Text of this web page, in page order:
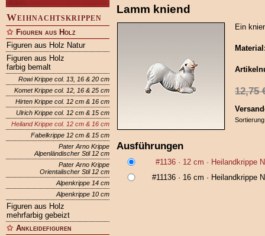
Weihnachtskrippen
Figuren aus Holz
Figuren aus Holz Natur
Figuren aus Holz
farbig bemalt
Rowi Krippe col. 13, 16 & 20 cm
Komet Krippe col. 12, 16 & 25 cm
Hirten Krippe col. 12 cm & 16 cm
Ulrich Krippe col. 12 cm & 15 cm
Heiland Krippe col. 12 cm & 16 cm
Fabelkrippe 12 cm & 15 cm
Pater Arno Krippe
Alpenländischer Stil 12 cm
Pater Arno Krippe
Orientalischer Stil 12 cm
Alpenkrippe 14 cm
Alpenkrippe 10 cm
Figuren aus Holz
mehrfarbig gebeizt
Ankleidefiguren
Lamm kniend
Ein
12,75
Ausführungen
#1136 · 12 cm · Heilandkrippe
#11136 · 16 cm · Heilandkrippe